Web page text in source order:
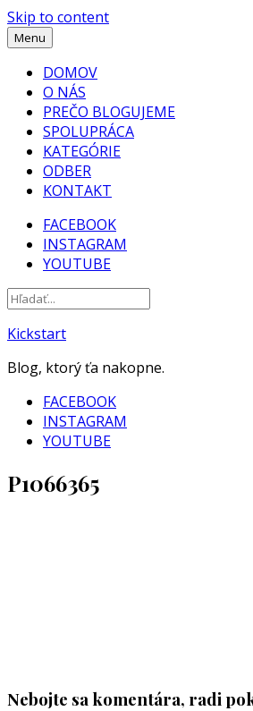
Skip to content
Menu
DOMOV
O NÁS
PREČO BLOGUJEME
SPOLUPRÁCA
KATEGÓRIE
ODBER
KONTAKT
FACEBOOK
INSTAGRAM
YOUTUBE
Kickstart
Blog, ktorý ťa nakopne.
FACEBOOK
INSTAGRAM
YOUTUBE
P1066365
Nebojte sa komentára, radi